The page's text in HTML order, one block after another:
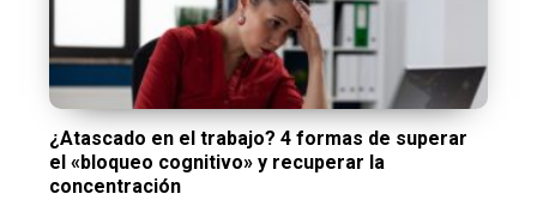
¿Atascado en el trabajo? 4 formas de superar
el «bloqueo cognitivo» y recuperar la
concentración